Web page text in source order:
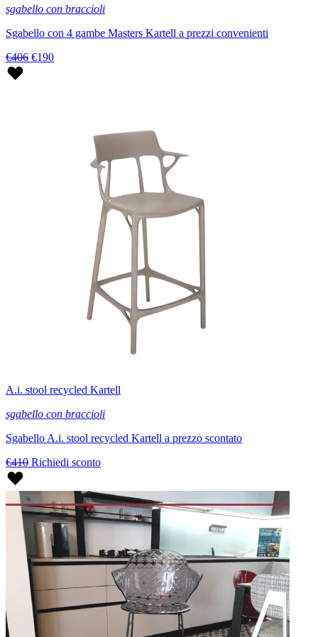
sgabello con braccioli
Sgabello con 4 gambe Masters Kartell a prezzi convenienti
€406 €190
A.i. stool recycled Kartell
sgabello con braccioli
Sgabello A.i. stool recycled Kartell a prezzo scontato
€410 Richiedi sconto